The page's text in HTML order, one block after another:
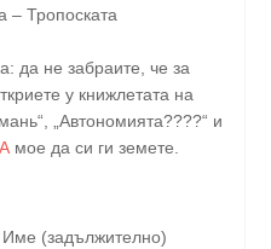
– Тропоската
да не забраите, че за
у книжлетата на
„Автономията????“ и
мое да си ги земете.
Име (задължително)